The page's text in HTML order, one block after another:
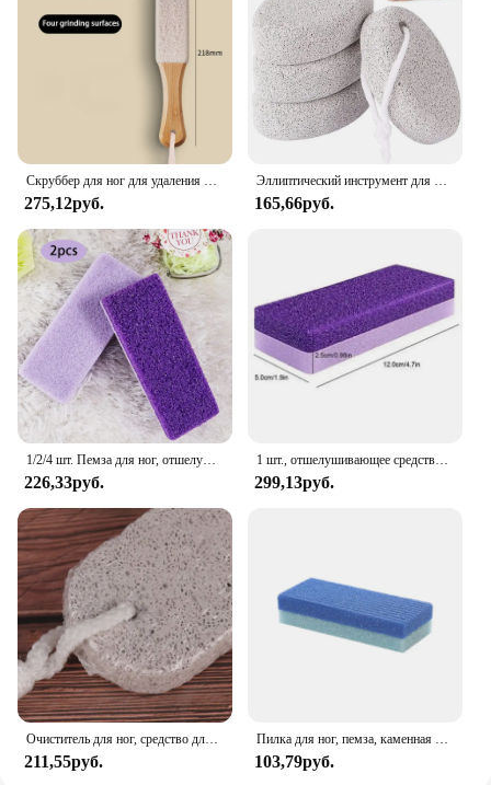
Скруббер для ног для удаления мозолей, колоссальная пилка для ног, уход за ногами и отшелушивающий рашпиль для ног, инструменты для педикюра, пемза для ног
275,12руб.
Эллиптический инструмент для отшелушивания кожи стоп
165,66руб.
1/2/4 шт. Пемза для ног, отшелушивающая пилка, отшелушивающий скраб для омертвевшей кожи, отшелушивание ног, инструменты для педикюра, уход за ногами
226,33руб.
1 шт., отшелушивающее средство для удаления огрубевшей кожи
299,13руб.
Очиститель для ног, средство для удаления огрубевшей кожи, пемза для ванны, лавовый камень для ухода за ногами
211,55руб.
Пилка для ног, пемза, каменная губка, инструмент для педикюра для ног, отшелушивающая сердцевина, искусственная кожа, многоразовый инструмент для ухода за ногами
103,79руб.